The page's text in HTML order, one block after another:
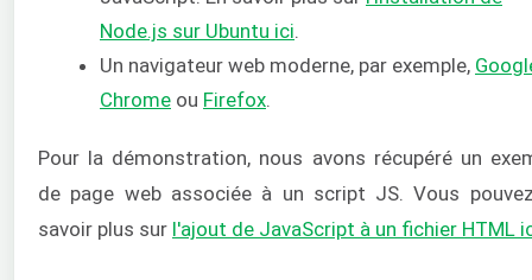
Node.js sur Ubuntu ici.
Un navigateur web moderne, par exemple,
Chrome ou Firefox.
Pour la démonstration, nous avons récupéré un
de page web associée à un script JS. Vous
savoir plus sur l'ajout de JavaScript à un fichier HTML